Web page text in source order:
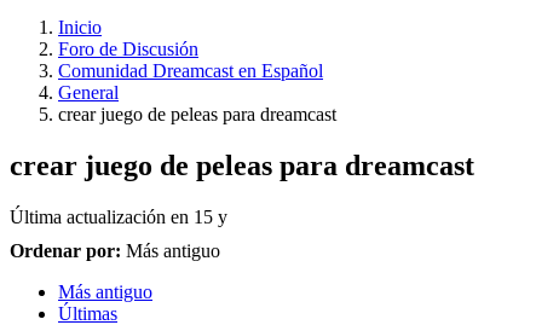
Inicio
Foro de Discusión
Comunidad Dreamcast en Español
General
crear juego de peleas para dreamcast
crear juego de peleas para dreamcast
Última actualización en 15 y
Ordenar por: Más antiguo
Más antiguo
Últimas